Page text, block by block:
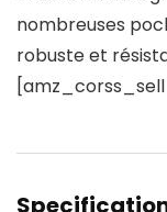
nombreuses
robuste et
[amz_corss_sell